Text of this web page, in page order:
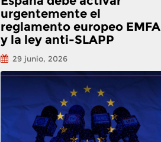
urgentemente el
reglamento europeo EMFA
y la ley anti-SLAPP
29 junio, 2026